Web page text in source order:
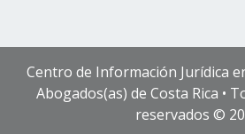
Centro de Información Jurídica
Abogados(as) de Costa Rica •
reservados ©